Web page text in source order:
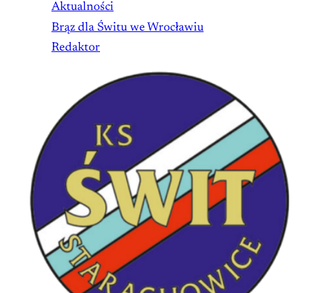
Aktualności
Brąz dla Świtu we Wrocławiu
Redaktor